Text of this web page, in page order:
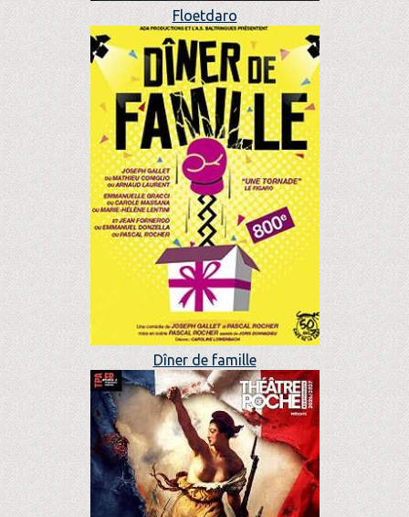
Floetdaro
Dîner de famille